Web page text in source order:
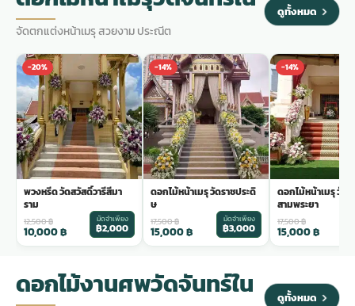
จัดตกแต่งหน้าเมรุ สวยงาม ประณีต
ดูทั้งหมด
-20%
พวงหรีด วัดสวัสดิ์วารีสีมา
ราม
12,500฿
10,000฿
มัดจำเพียง
฿2,000
-14%
ดอกไม้หน้าเมรุ วัดราชประดิ
ษ
17,500฿
15,000฿
มัดจำเพียง
฿3,000
-14%
ดอกไม้หน้าเมรุ วัด
สามพระยา
17,500฿
15,000฿
ดอกไม้งานศพวัดจันทร์ใน ดูทั้งหมด